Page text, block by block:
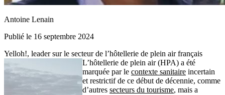
Antoine Lenain
Publié le 16 septembre 2024
Yelloh!, leader sur le secteur de l’hôtellerie de plein air français
L’hôtellerie de plein air (HPA) a été
marquée par le contexte sanitaire incertain
et restrictif de ce début de décennie, comme
d’autres secteurs du tourisme, mais a